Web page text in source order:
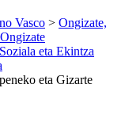
Vasco > Ongizate,
Ongizate
eta Ekintza
eta Gizarte